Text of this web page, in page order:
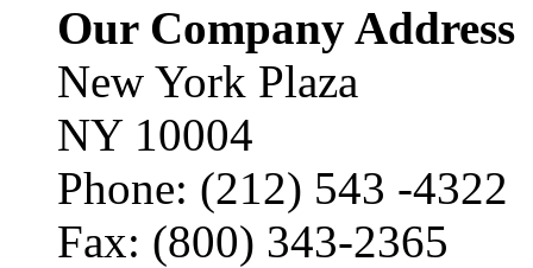
Our Company Address
New York Plaza
NY 10004
Phone: (212) 543 -4322
Fax: (800) 343-2365